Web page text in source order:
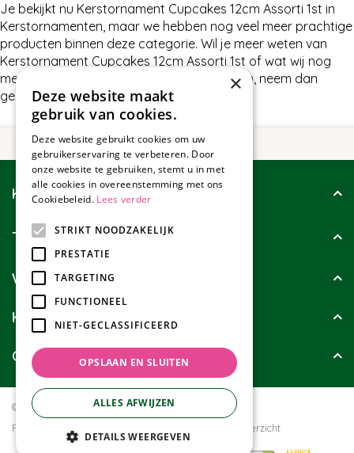
Je bekijkt nu Kerstornament Cupcakes 12cm Assorti 1st in
Kerstornamenten, maar we hebben nog veel meer prachtige
producten binnen deze categorie. Wil je meer weten van
Kerstornament Cupcakes 12cm Assorti 1st of wat wij nog
meer te bieden hebben in Kerstornamenten, neem dan
gerust contact met ons op.
Klantenservice
Tuincollectie
Wie zijn wij?
Klanten geven ons
Contact
© Tuincollectie.nl
Green Solutions
Privacy policy
Tuincentrum Overzicht
×
Deze website maakt
gebruik van cookies.
Deze website gebruikt cookies om uw
gebruikerservaring te verbeteren. Door
onze website te gebruiken, stemt u in met
alle cookies in overeenstemming met ons
Cookiebeleid. Lees verder
STRIKT NOODZAKELIJK
PRESTATIE
TARGETING
FUNCTIONEEL
NIET-GECLASSIFICEERD
OPSLAAN EN SLUITEN
ALLES AFWIJZEN
DETAILS WEERGEVEN